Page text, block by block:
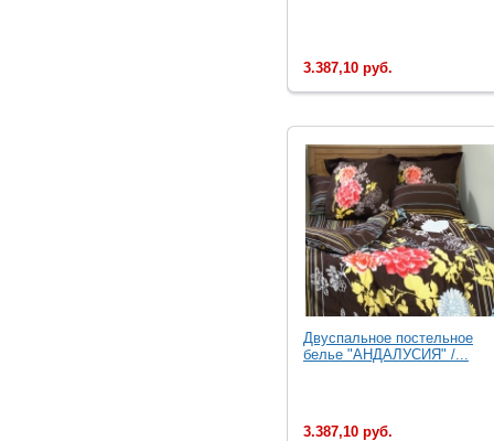
3.387,10 руб.
Двуспальное постельное
белье "АНДАЛУСИЯ" /...
3.387,10 руб.